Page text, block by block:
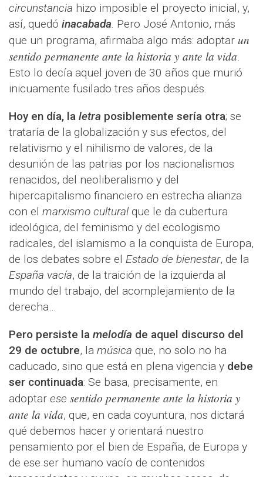
circunstancia hizo imposible el proyecto inicial, y,
así, quedó inacabada. Pero José Antonio, más
que un programa, afirmaba algo más: adoptar un
sentido permanente ante la historia y ante la vida.
Esto lo decía aquel joven de 30 años que murió
inicuamente fusilado tres años después.
Hoy en día, la letra posiblemente sería otra; se
trataría de la globalización y sus efectos, del
relativismo y el nihilismo de valores, de la
desunión de las patrias por los nacionalismos
renacidos, del neoliberalismo y del
hipercapitalismo financiero en estrecha alianza
con el marxismo cultural que le da cubertura
ideológica, del feminismo y del ecologismo
radicales, del islamismo a la conquista de Europa,
de los debates sobre el Estado de bienestar, de la
España vacía, de la traición de la izquierda al
mundo del trabajo, del acomplejamiento de la
derecha…
Pero persiste la melodía de aquel discurso del
29 de octubre, la música que, no solo no ha
caducado, sino que está en plena vigencia y debe
ser continuada: Se basa, precisamente, en
adoptar ese sentido permanente ante la historia y
ante la vida, que, en cada coyuntura, nos dictará
qué debemos hacer y orientará nuestro
pensamiento por el bien de España, de Europa y
de ese ser humano vacío de contenidos